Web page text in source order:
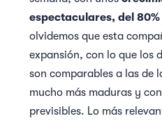
espectaculares, del
olvidemos que esta
expansión, con lo que los
son comparables a las de
mucho más maduras y
previsibles. Lo más